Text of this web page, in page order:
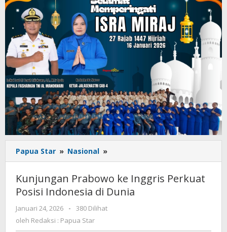
Papua Star » Nasional »
Prabowo
Inggris
Perkuat
Kunjungan Prabowo ke Inggris Perkuat
Posisi Indonesia di Dunia
Januari 24, 2026
oleh
Redaksi
:
-
380 Dilihat
oleh Redaksi : Papua Star